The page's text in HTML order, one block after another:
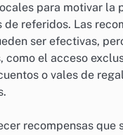
para motivar la
de referidos. Las
ser efectivas,
como el acceso
o vales de
recompensas que